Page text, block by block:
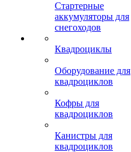
Стартерные
аккумуляторы для
снегоходов
Квадроциклы
Оборудование для
квадроциклов
Кофры для
квадроциклов
Канистры для
квадроциклов